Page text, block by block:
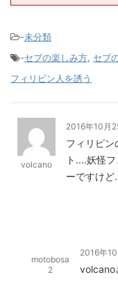
-未分類
-セブの楽しみ方, セブ
フィリピン人を誘う
volcano
2016年10月
フィリピン
ト....妖怪
ーですけど
motobosa
2
2016年
volcano